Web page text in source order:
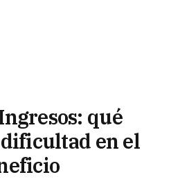
qué
en el